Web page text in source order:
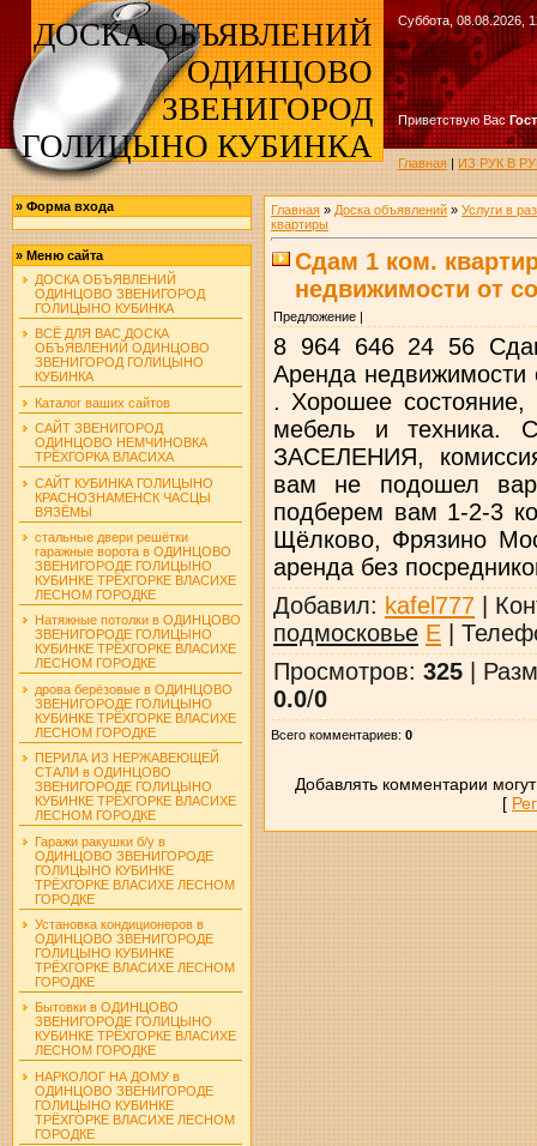
ДОСКА ОБЪЯВЛЕНИЙ
ОДИНЦОВО
ЗВЕНИГОРОД
ГОЛИЦЫНО КУБИНКА
Суббота, 08.08.2026,
Приветствую Вас
Главная|ИЗ РУК В
» Форма входа
» Меню сайта
ДОСКА ОБЪЯВЛЕНИЙ
ОДИНЦОВО ЗВЕНИГОРОД
ГОЛИЦЫНО КУБИНКА
ВСЁ ДЛЯ ВАС ДОСКА
ОБЪЯВЛЕНИЙ ОДИНЦОВО
ЗВЕНИГОРОД ГОЛИЦЫНО
КУБИНКА
Каталог ваших сайтов
САЙТ ЗВЕНИГОРОД
ОДИНЦОВО НЕМЧИНОВКА
ТРЁХГОРКА ВЛАСИХА
САЙТ КУБИНКА ГОЛИЦЫНО
КРАСНОЗНАМЕНСК ЧАСЦЫ
ВЯЗЁМЫ
стальные двери решётки
гаражные ворота в ОДИНЦОВО
ЗВЕНИГОРОДЕ ГОЛИЦЫНО
КУБИНКЕ ТРЁХГОРКЕ ВЛАСИХЕ
ЛЕСНОМ ГОРОДКЕ
Натяжные потолки в ОДИНЦОВО
ЗВЕНИГОРОДЕ ГОЛИЦЫНО
КУБИНКЕ ТРЁХГОРКЕ ВЛАСИХЕ
ЛЕСНОМ ГОРОДКЕ
дрова берёзовые в ОДИНЦОВО
ЗВЕНИГОРОДЕ ГОЛИЦЫНО
КУБИНКЕ ТРЁХГОРКЕ ВЛАСИХЕ
ЛЕСНОМ ГОРОДКЕ
ПЕРИЛА ИЗ НЕРЖАВЕЮЩЕЙ
СТАЛИ в ОДИНЦОВО
ЗВЕНИГОРОДЕ ГОЛИЦЫНО
КУБИНКЕ ТРЁХГОРКЕ ВЛАСИХЕ
ЛЕСНОМ ГОРОДКЕ
Гаражи ракушки б/у в
ОДИНЦОВО ЗВЕНИГОРОДЕ
ГОЛИЦЫНО КУБИНКЕ
ТРЁХГОРКЕ ВЛАСИХЕ ЛЕСНОМ
ГОРОДКЕ
Установка кондиционеров в
ОДИНЦОВО ЗВЕНИГОРОДЕ
ГОЛИЦЫНО КУБИНКЕ
ТРЁХГОРКЕ ВЛАСИХЕ ЛЕСНОМ
ГОРОДКЕ
Бытовки в ОДИНЦОВО
ЗВЕНИГОРОДЕ ГОЛИЦЫНО
КУБИНКЕ ТРЁХГОРКЕ ВЛАСИХЕ
ЛЕСНОМ ГОРОДКЕ
НАРКОЛОГ НА ДОМУ в
ОДИНЦОВО ЗВЕНИГОРОДЕ
ГОЛИЦЫНО КУБИНКЕ
ТРЁХГОРКЕ ВЛАСИХЕ ЛЕСНОМ
ГОРОДКЕ
Главная» Доска объявлений» Услуги в
квартиры
Сдам 1 ком.
недвижимости от
Предложение |
8 964 646 24 56
Аренда
. Хорошее состояние,
мебель и
ЗАСЕЛЕНИЯ,
вам не подошел
подберем вам 1-2-3
Щёлково, Фрязино
аренда без
Добавил: kafel777|
подмосковье E|
Просмотров: 325|
0.0/0
Всего комментариев: 0
Добавлять комментарии
[